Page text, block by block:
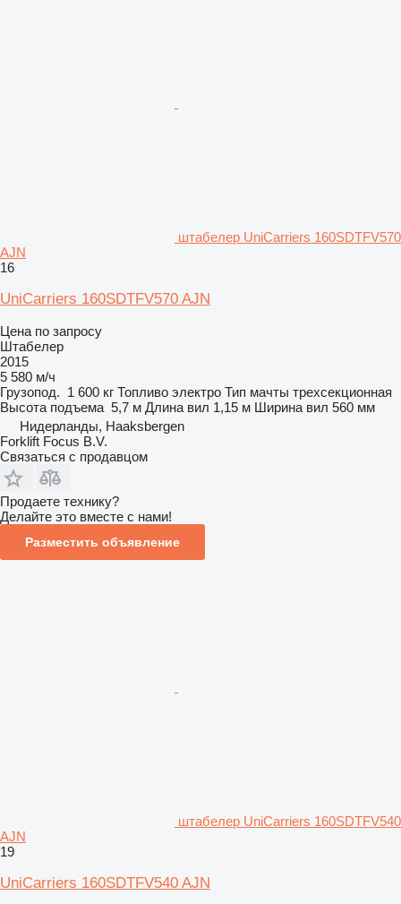
штабелер UniCarriers 160SDTFV570
AJN
16
UniCarriers 160SDTFV570 AJN
Цена по запросу
Штабелер
2015
5 580 м/ч
Грузопод. 1 600 кг Топливо электро Тип мачты трехсекционная
Высота подъема 5,7 м Длина вил 1,15 м Ширина вил 560 мм
Нидерланды, Haaksbergen
Forklift Focus B.V.
Связаться с продавцом
Продаете технику?
Делайте это вместе с нами!
Разместить объявление
штабелер UniCarriers 160SDTFV540
AJN
19
UniCarriers 160SDTFV540 AJN